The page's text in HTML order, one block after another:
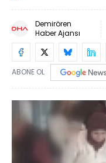
Demirören
Haber Ajansı
ABONE OL